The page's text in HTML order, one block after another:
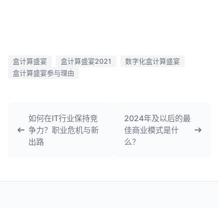
盒计算盛宴 盒计算盛宴2021
数字化盒计算盛宴
盒计算盛宴参与理由
如何在IT行业保持竞
争力？职业危机与新
出路
2024年及以后的最
佳商业模式是什
么？